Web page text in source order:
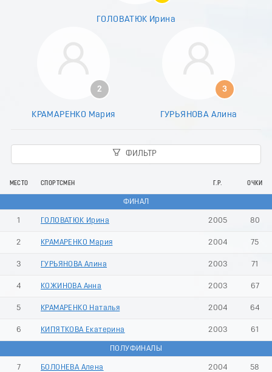
3
6
7
ГОЛОВАТЮК Ирина
2
КРАМАРЕНКО Мария
3
ГУРЬЯНОВА Алина
ФИЛЬТР
МЕСТО СПОРТСМЕН Г.Р. ОЧКИ
ФИНАЛ
1 ГОЛОВАТЮК Ирина 2005 80
2 КРАМАРЕНКО Мария 2004 75
3 ГУРЬЯНОВА Алина 2003 71
4 КОЖИНОВА Анна 2003 67
5 КРАМАРЕНКО Наталья 2004 64
6 КИПЯТКОВА Екатерина 2003 61
ПОЛУФИНАЛЫ
7 БОЛОНЕВА Алена 2004 58